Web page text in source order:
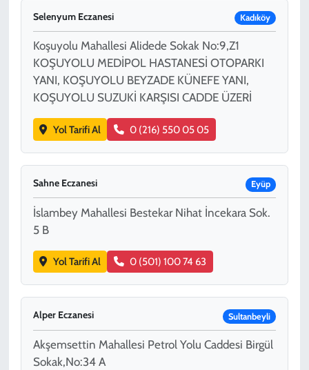
Selenyum Eczanesi Kadıköy
Koşuyolu Mahallesi Alidede Sokak No:9,Z1
KOŞUYOLU MEDİPOL HASTANESİ OTOPARKI
YANI, KOŞUYOLU BEYZADE KÜNEFE YANI,
KOŞUYOLU SUZUKİ KARŞISI CADDE ÜZERİ
Yol Tarifi Al 0 (216) 550 05 05
Sahne Eczanesi Eyüp
İslambey Mahallesi Bestekar Nihat İncekara Sok.
5 B
Yol Tarifi Al 0 (501) 100 74 63
Alper Eczanesi Sultanbeyli
Akşemsettin Mahallesi Petrol Yolu Caddesi Birgül
Sokak,No:34 A